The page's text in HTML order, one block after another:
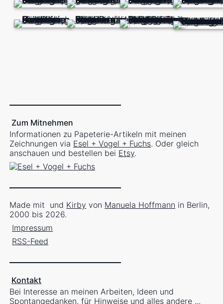
Zum Mitnehmen
Informationen zu Papeterie-Artikeln mit meinen
Zeichnungen via Esel + Vogel + Fuchs. Oder gleich
anschauen und bestellen bei Etsy.
Made mit und Kirby von Manuela Hoffmann in Berlin,
2000 bis 2026.
Impressum
RSS-Feed
Kontakt
Bei Interesse an meinen Arbeiten, Ideen und
Spontangedanken, für Hinweise und alles andere ...